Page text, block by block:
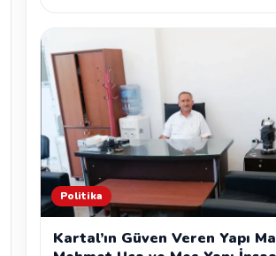
Politika
Kartal’ın Güven Veren Yapı